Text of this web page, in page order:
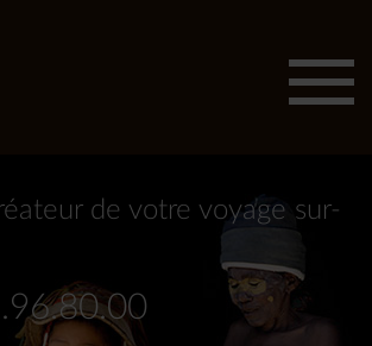
de votre voyage sur-